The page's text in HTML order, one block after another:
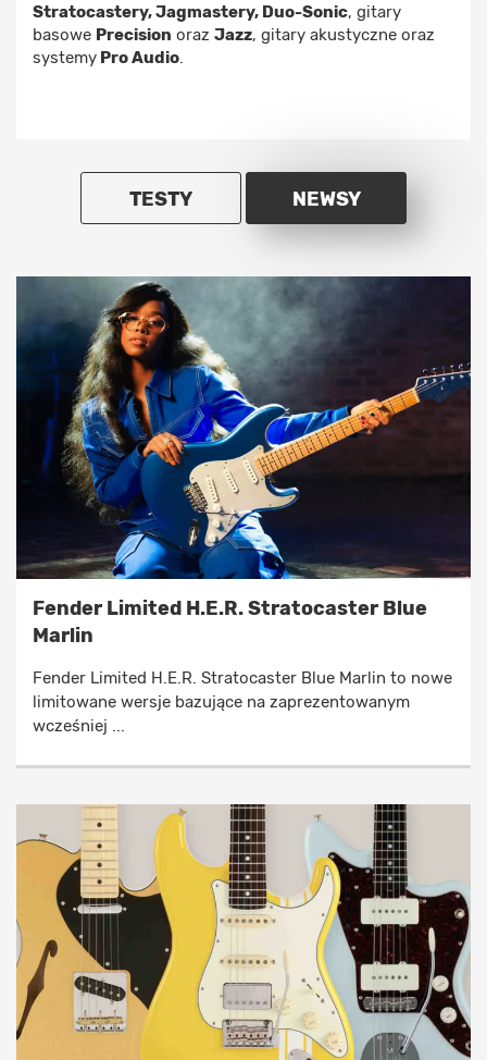
Stratocastery, Jagmastery, Duo-Sonic, gitary
basowe Precision oraz Jazz, gitary akustyczne oraz
systemy Pro Audio.
TESTY NEWSY
Fender Limited H.E.R. Stratocaster Blue
Marlin
Fender Limited H.E.R. Stratocaster Blue Marlin to nowe
limitowane wersje bazujące na zaprezentowanym
wcześniej ...